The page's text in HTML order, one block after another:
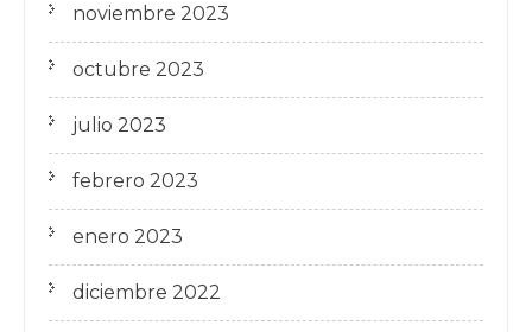
noviembre 2023
octubre 2023
julio 2023
febrero 2023
enero 2023
diciembre 2022